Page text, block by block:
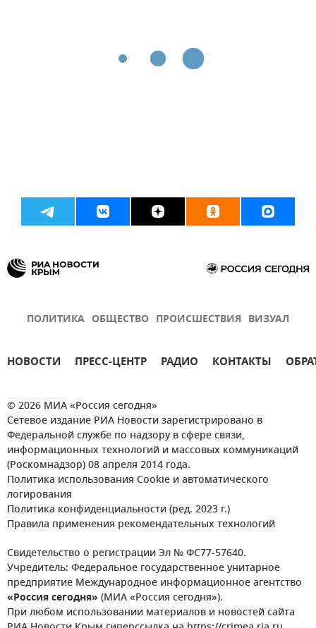
ПОЛИТИКА ОБЩЕСТВО ПРОИСШЕСТВИЯ ВИЗУАЛ
НОВОСТИ ПРЕСС-ЦЕНТР РАДИО КОНТАКТЫ
© 2026 МИА «Россия сегодня»
Сетевое издание РИА Новости зарегистрировано в
Федеральной службе по надзору в сфере связи,
информационных технологий и массовых коммуникаций
(Роскомнадзор) 08 апреля 2014 года.
Политика использования Cookie и автоматического
логирования
Политика конфиденциальности (ред. 2023 г.)
Правила применения рекомендательных технологий
Свидетельство о регистрации Эл № ФС77-57640.
Учредитель: Федеральное государственное унитарное
предприятие Международное информационное агентство
«Россия сегодня» (МИА «Россия сегодня»).
При любом использовании материалов и новостей сайта